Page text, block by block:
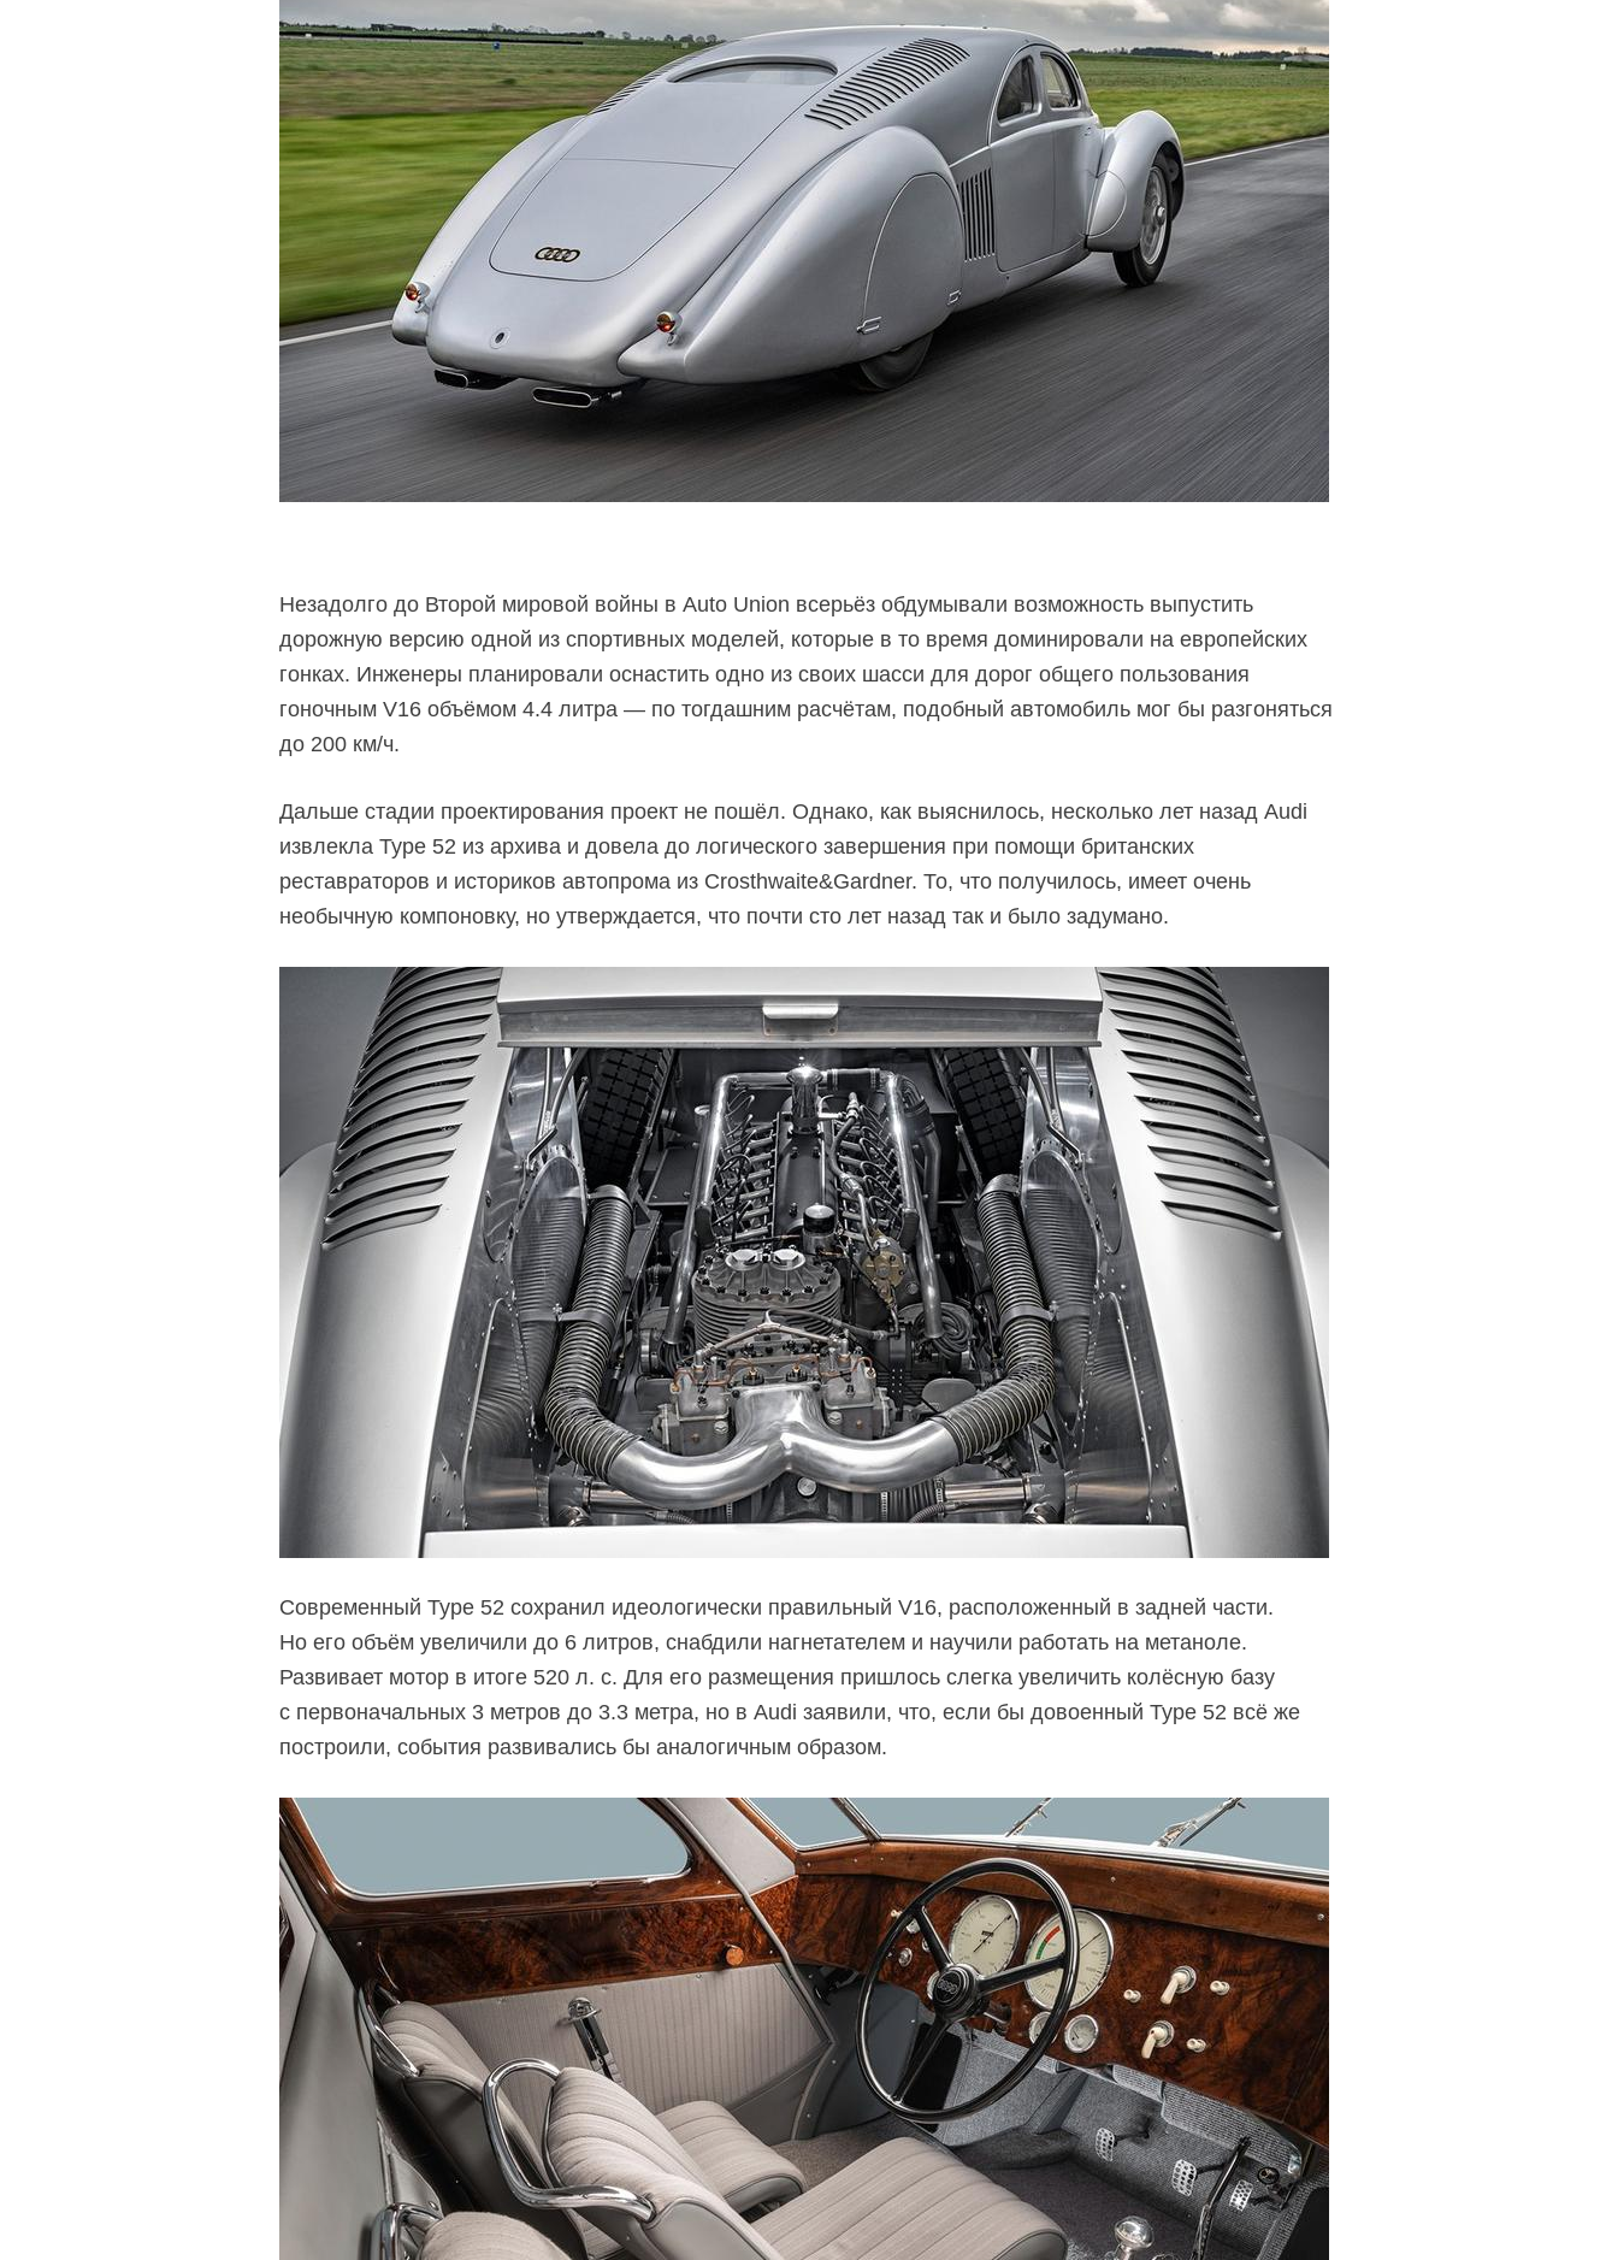
Незадолго до Второй мировой войны в Auto Union всерьёз обдумывали возможность выпустить
дорожную версию одной из спортивных моделей, которые в то время доминировали на европейских
гонках. Инженеры планировали оснастить одно из своих шасси для дорог общего пользования
гоночным V16 объёмом 4.4 литра — по тогдашним расчётам, подобный автомобиль мог бы разгоняться
до 200 км/ч.
Дальше стадии проектирования проект не пошёл. Однако, как выяснилось, несколько лет назад Audi
извлекла Type 52 из архива и довела до логического завершения при помощи британских
реставраторов и историков автопрома из Crosthwaite&Gardner. То, что получилось, имеет очень
необычную компоновку, но утверждается, что почти сто лет назад так и было задумано.
Современный Type 52 сохранил идеологически правильный V16, расположенный в задней части.
Но его объём увеличили до 6 литров, снабдили нагнетателем и научили работать на метаноле.
Развивает мотор в итоге 520 л. с. Для его размещения пришлось слегка увеличить колёсную базу
с первоначальных 3 метров до 3.3 метра, но в Audi заявили, что, если бы довоенный Type 52 всё же
построили, события развивались бы аналогичным образом.